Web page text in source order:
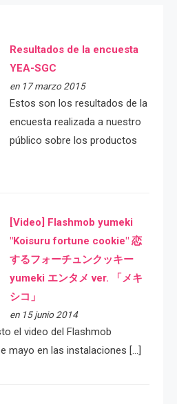
Resultados de la encuesta
YEA-SGC
en 17 marzo 2015
Estos son los resultados de la
encuesta realizada a nuestro
público sobre los productos
[Video] Flashmob yumeki
"Koisuru fortune cookie" 恋
するフォーチュンクッキー
yumeki エンタメ ver. 「メキ
シコ」
en 15 junio 2014
el video del Flashmob
mayo en las instalaciones […]